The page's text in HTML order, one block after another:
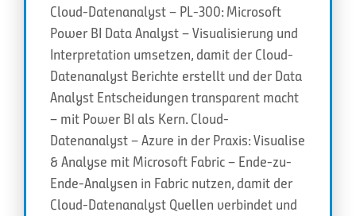
Cloud-Datenanalyst – PL-300: Microsoft
Power BI Data Analyst – Visualisierung und
Interpretation umsetzen, damit der Cloud-
Datenanalyst Berichte erstellt und der Data
Analyst Entscheidungen transparent macht
– mit Power BI als Kern. Cloud-
Datenanalyst – Azure in der Praxis: Visualise
& Analyse mit Microsoft Fabric – Ende-zu-
Ende-Analysen in Fabric nutzen, damit der
Cloud-Datenanalyst Quellen verbindet und